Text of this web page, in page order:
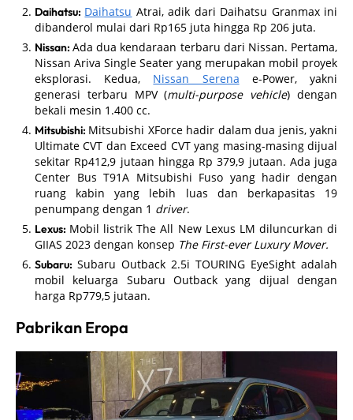
Daihatsu: Daihatsu Atrai, adik dari Daihatsu Granmax ini
dibanderol mulai dari Rp165 juta hingga Rp 206 juta.
Nissan:Ada dua kendaraan terbaru dari Nissan. Pertama,
Nissan Ariva Single Seater yang merupakan mobil proyek
eksplorasi. Kedua, Nissan Serena e-Power, yakni
generasi terbaru MPV (multi-purpose vehicle) dengan
bekali mesin 1.400 cc.
Mitsubishi: Mitsubishi XForce hadir dalam dua jenis, yakni
Ultimate CVT dan Exceed CVT yang masing-masing dijual
sekitar Rp412,9 jutaan hingga Rp 379,9 jutaan. Ada juga
Center Bus T91A Mitsubishi Fuso yang hadir dengan
ruang kabin yang lebih luas dan berkapasitas 19
penumpang dengan 1 driver.
Lexus: Mobil listrik The All New Lexus LM diluncurkan di
GIIAS 2023 dengan konsep The First-ever Luxury Mover.
Subaru: Subaru Outback 2.5i TOURING EyeSight adalah
mobil keluarga Subaru Outback yang dijual dengan
harga Rp779,5 jutaan.
Pabrikan Eropa